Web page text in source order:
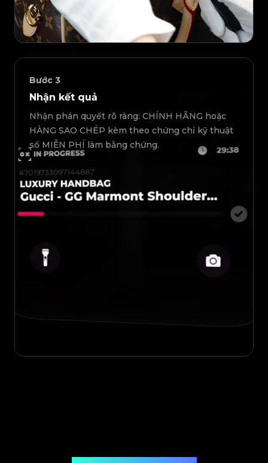
Bước 3
Nhận kết quả
Nhận phán quyết rõ ràng: CHÍNH HÃNG hoặc
HÀNG SAO CHÉP kèm theo chứng chỉ kỹ thuật
số MIỄN PHÍ làm bằng chứng.